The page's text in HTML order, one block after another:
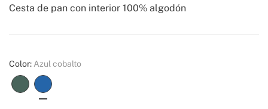
Cesta de pan con interior 100% algodón
Create
Color: Azul cobalto